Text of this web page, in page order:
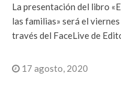
La presentación del libro
las familias» será el
través del FaceLive de
17 agosto, 2020